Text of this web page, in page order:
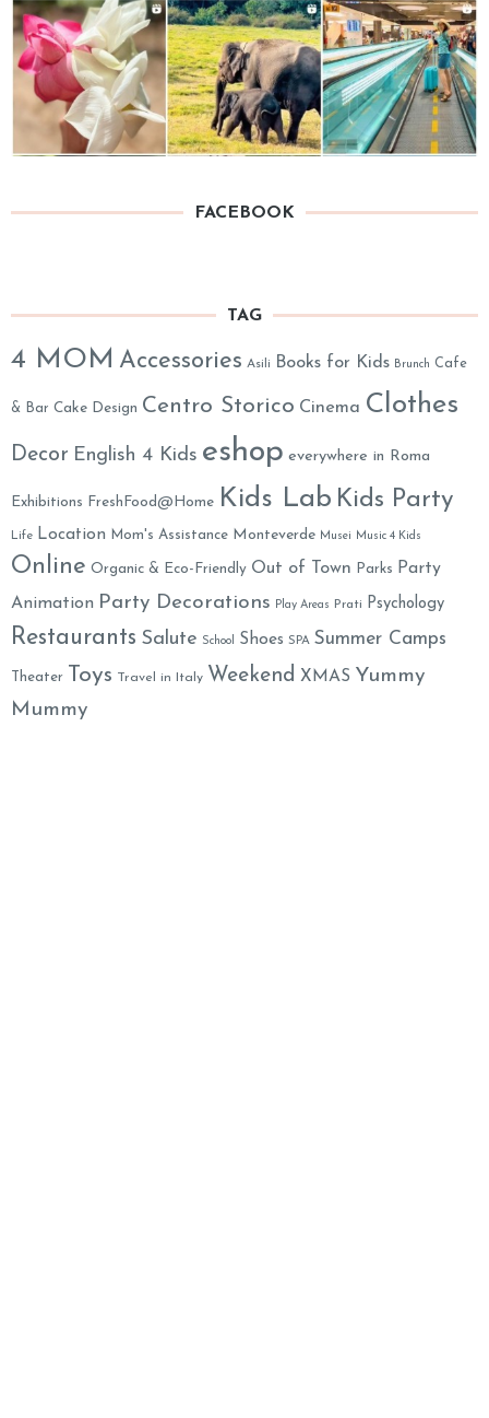
FACEBOOK
TAG
4 MOM Accessories Asili Books for Kids Brunch Cafe
& Bar Cake Design Centro Storico Cinema Clothes
Decor English 4 Kids eshop everywhere in Roma
Exhibitions FreshFood@Home Kids Lab Kids Party
Life Location Mom's Assistance Monteverde Musei Music 4 Kids
Online Organic & Eco-Friendly Out of Town Parks
Party
Animation Party Decorations Play Areas Prati Psychology
Restaurants Salute School Shoes SPA Summer Camps
Theater Toys Travel in Italy Weekend XMAS Yummy
Mummy